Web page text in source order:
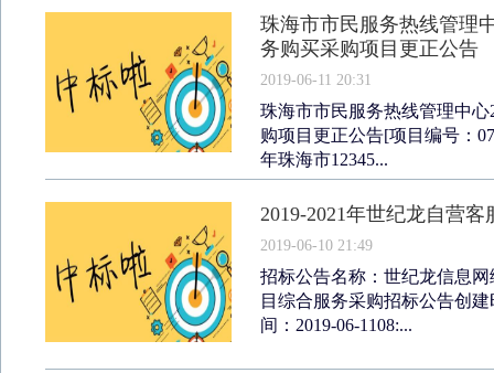
珠海市市民服务热线管理
务购买采购项目更正公告
2019-06-11 20:31
珠海市市民服务热线管理中心
购项目更正公告[项目编号：
年珠海市12345...
2019-2021年世纪龙自营
2019-06-10 21:49
招标公告名称：世纪龙信息
目综合服务采购招标公告创
间：2019-06-1108:...